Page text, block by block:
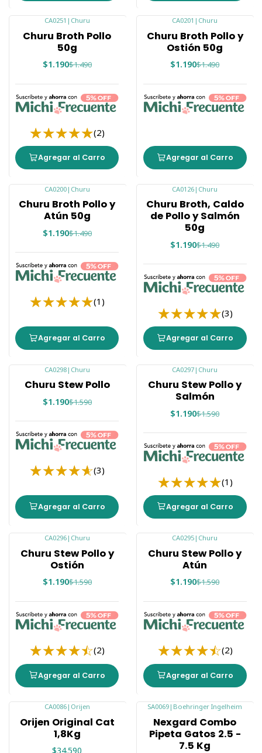
CA0251 | Churu
Churu Broth Pollo
50g
$1.190$1.490
(2)
Agregar al Carro
CA0201 | Churu
Churu Broth Pollo y
Ostión 50g
$1.190$1.490
Agregar al Carro
CA0200| Churu
Churu Broth Pollo y
Atún 50g
$1.190$1.490
(1)
Agregar al Carro
CA0126 | Churu
Churu Broth, Caldo
de Pollo y Salmón
50g
$1.190$1.490
(3)
Agregar al Carro
CA0298| Churu
Churu Stew Pollo
$1.190$1.590
(3)
Agregar al Carro
CA0297 | Churu
Churu Stew Pollo y
Salmón
$1.190$1.590
(1)
Agregar al Carro
CA0296| Churu
Churu Stew Pollo y
Ostión
$1.190$1.590
(2)
Agregar al Carro
CA0295 | Churu
Churu Stew Pollo y
Atún
$1.190$1.590
(2)
Agregar al Carro
CA0086| Orijen
Orijen Original Cat
1,8Kg
$34.590
SA0069 | Boehringer Ingelheim
Nexgard Combo
Pipeta Gatos 2.5 -
7.5 Kg